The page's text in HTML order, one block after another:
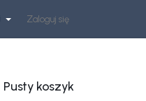
Zaloguj się
Koszyk
Pusty koszyk